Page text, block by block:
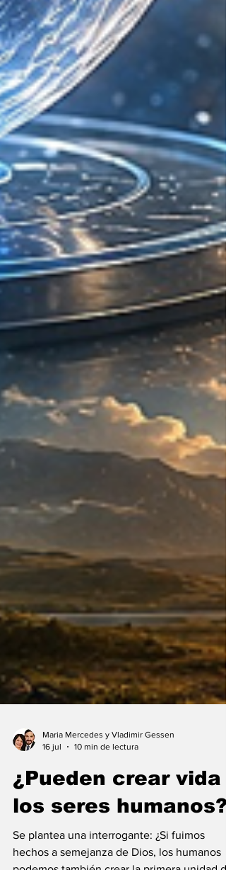
Maria Mercedes y Vladimir Gessen
los seres humanos?